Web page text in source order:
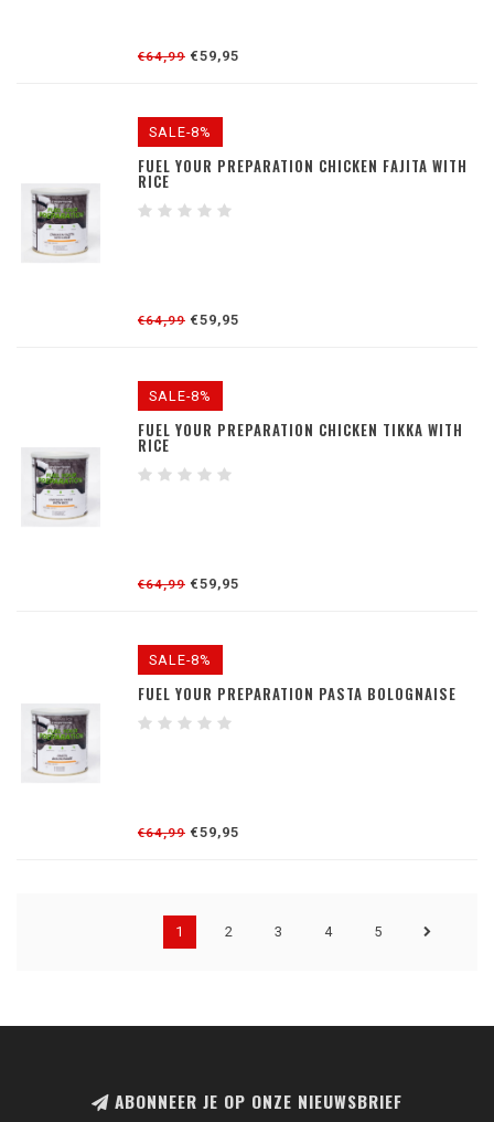
€64,99 €59,95
SALE-8%
FUEL YOUR PREPARATION CHICKEN FAJITA WITH
RICE
€64,99 €59,95
SALE-8%
FUEL YOUR PREPARATION CHICKEN TIKKA WITH
RICE
€64,99 €59,95
SALE-8%
FUEL YOUR PREPARATION PASTA BOLOGNAISE
€64,99 €59,95
1 2 3 4 5
ABONNEER JE OP ONZE NIEUWSBRIEF